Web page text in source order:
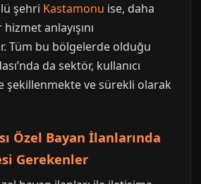
şehri Kastamonu ise, daha
anlayışını
Tüm bu bölgelerde olduğu
da sektör, kullanıcı
şekillenmekte ve sürekli olarak
Özel Bayan İlanlarında
Gerekenler